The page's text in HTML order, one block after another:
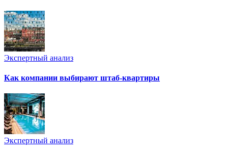
Экспертный анализ
Как компании выбирают штаб-квартиры
Экспертный анализ